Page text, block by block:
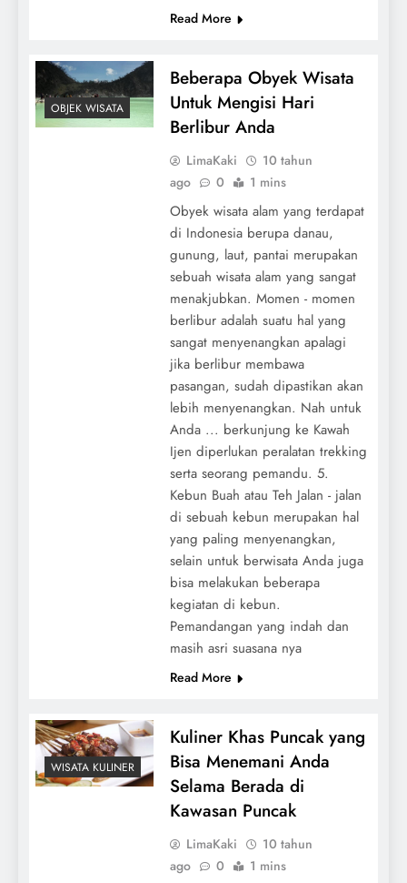
Read More
OBJEK WISATA
Beberapa Obyek Wisata
Untuk Mengisi Hari
Berlibur Anda
LimaKaki
10 tahun
ago
0 1 mins
Obyek wisata alam yang terdapat
di Indonesia berupa danau,
gunung, laut, pantai merupakan
sebuah wisata alam yang sangat
menakjubkan. Momen - momen
berlibur adalah suatu hal yang
sangat menyenangkan apalagi
jika berlibur membawa
pasangan, sudah dipastikan akan
lebih menyenangkan. Nah untuk
Anda ... berkunjung ke Kawah
Ijen diperlukan peralatan trekking
serta seorang pemandu. 5.
Kebun Buah atau Teh Jalan - jalan
di sebuah kebun merupakan hal
yang paling menyenangkan,
selain untuk berwisata Anda juga
bisa melakukan beberapa
kegiatan di kebun.
Pemandangan yang indah dan
masih asri suasana nya
Read More
WISATA KULINER
Kuliner Khas Puncak yang
Bisa Menemani Anda
Selama Berada di
Kawasan Puncak
LimaKaki
10 tahun
ago
0 1 mins